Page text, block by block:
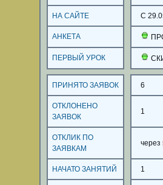
НА САЙТЕ С
АНКЕТА
ПЕРВЫЙ УРОК
ПРИНЯТО ЗАЯВОК 6
ОТКЛОНЕНО
ЗАЯВОК
1
ОТКЛИК ПО
ЗАЯВКАМ
через
НАЧАТО ЗАНЯТИЙ 1